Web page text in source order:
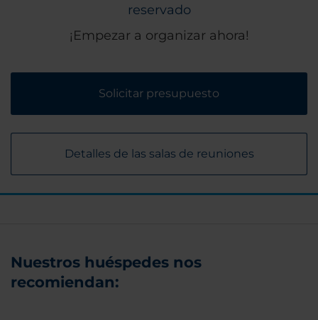
reservado
¡Empezar a organizar ahora!
Solicitar presupuesto
Detalles de las salas de reuniones
Nuestros huéspedes nos
recomiendan: